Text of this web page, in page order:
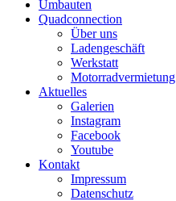
Umbauten
Quadconnection
Über uns
Ladengeschäft
Werkstatt
Motorradvermietung
Aktuelles
Galerien
Instagram
Facebook
Youtube
Kontakt
Impressum
Datenschutz